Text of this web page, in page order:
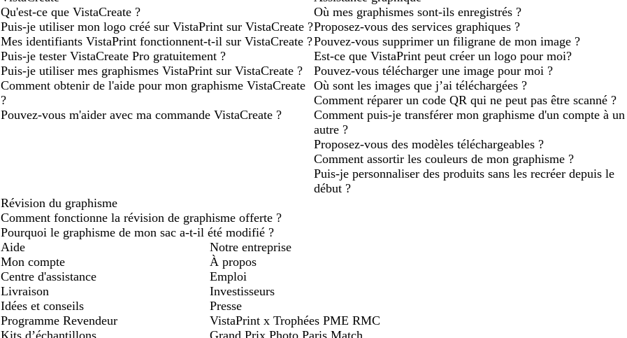
Qu'est-ce que VistaCreate ?
Puis-je utiliser mon logo créé sur VistaPrint sur VistaCreate ?
Mes identifiants VistaPrint fonctionnent-t-il sur VistaCreate ?
Puis-je tester VistaCreate Pro gratuitement ?
Puis-je utiliser mes graphismes VistaPrint sur VistaCreate ?
Comment obtenir de l'aide pour mon graphisme VistaCreate
?
Pouvez-vous m'aider avec ma commande VistaCreate ?
Où mes graphismes sont-ils enregistrés ?
Proposez-vous des services graphiques ?
Pouvez-vous supprimer un filigrane de mon image ?
Est-ce que VistaPrint peut créer un logo pour moi?
Pouvez-vous télécharger une image pour moi ?
Où sont les images que j’ai téléchargées ?
Comment réparer un code QR qui ne peut pas être scanné ?
Comment puis-je transférer mon graphisme d'un compte à un
autre ?
Proposez-vous des modèles téléchargeables ?
Comment assortir les couleurs de mon graphisme ?
Puis-je personnaliser des produits sans les recréer depuis le
début ?
Révision du graphisme
Comment fonctionne la révision de graphisme offerte ?
Pourquoi le graphisme de mon sac a-t-il été modifié ?
Aide
Mon compte
Centre d'assistance
Livraison
Idées et conseils
Programme Revendeur
Kits d’échantillons
Notre entreprise
À propos
Emploi
Investisseurs
Presse
VistaPrint x Trophées PME RMC
Grand Prix Photo Paris Match